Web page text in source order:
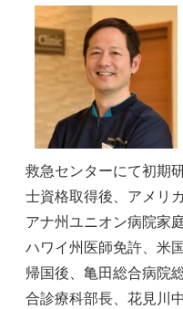
救急センターにて初期
士資格取得後、アメリ
アナ州ユニオン病院家
ハワイ州医師免許、米
帰国後、亀田総合病院
合診療科部長、花見川